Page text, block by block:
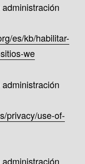
es/kb/habilitar-
we
privacy/use-of-